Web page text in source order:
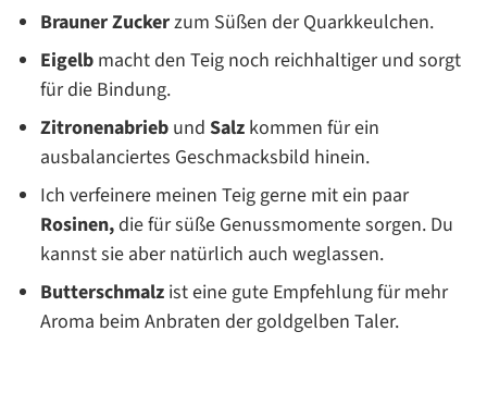
Brauner Zuckerzum Süßen der Quarkkeulchen.
Eigelb macht den Teig noch reichhaltiger und sorgt
für die Bindung.
Zitronenabrieb und Salz kommen für ein
ausbalanciertes Geschmacksbild hinein.
Ich verfeinere meinen Teig gerne mit ein paar
Rosinen,die für süße Genussmomente sorgen. Du
kannst sie aber natürlich auch weglassen.
Butterschmalz ist eine gute Empfehlung für mehr
Aroma beim Anbraten der goldgelben Taler.